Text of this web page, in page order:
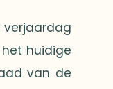
huidige
van de